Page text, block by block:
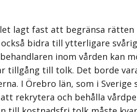
lagt fast att begränsa
bidra till ytterligare
inom vården kan
tillgång till tolk. Det borde
I Örebro län, som i Sverige
rekrytera och behålla